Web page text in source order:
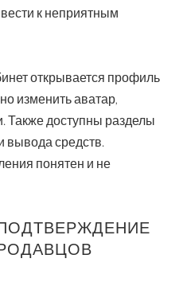
к неприятным
открывается профиль
изменить аватар,
Также доступны разделы
вывода средств.
понятен и не